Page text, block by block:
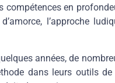
compétences en
l’approche
années, de
dans leurs outils de